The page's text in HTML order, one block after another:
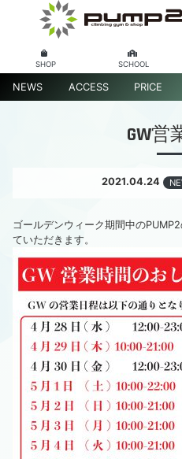
SHOP SCHOOL
NEWS ACCESS PRICE
GW営
2021.04.24
ゴールデンウィーク期間中の
ていただきます。